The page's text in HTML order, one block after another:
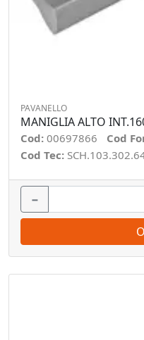
PAVANELLO
MANIGLIA ALTO
Cod: 00697866 Cod
Cod Tec:
−